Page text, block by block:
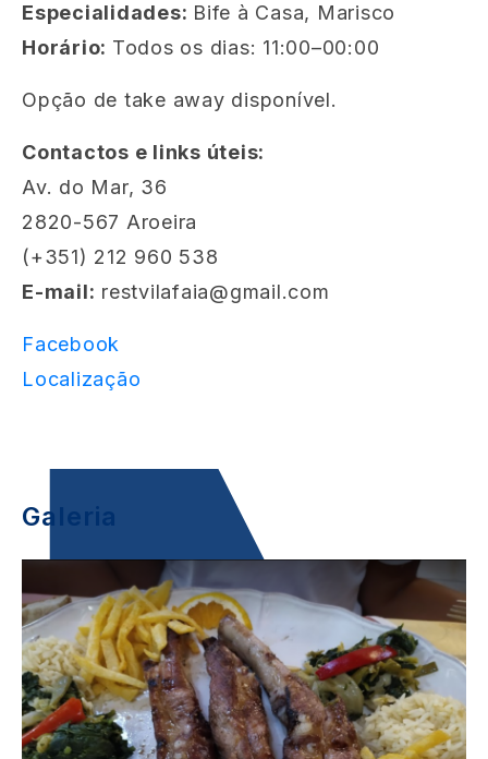
Especialidades: Bife à Casa, Marisco
Horário: Todos os dias: 11:00–00:00
Opção de take away disponível.
Contactos e links úteis:
Av. do Mar, 36
2820-567 Aroeira
(+351) 212 960 538
E-mail: restvilafaia@gmail.com
Facebook
Localização
Galeria
Image